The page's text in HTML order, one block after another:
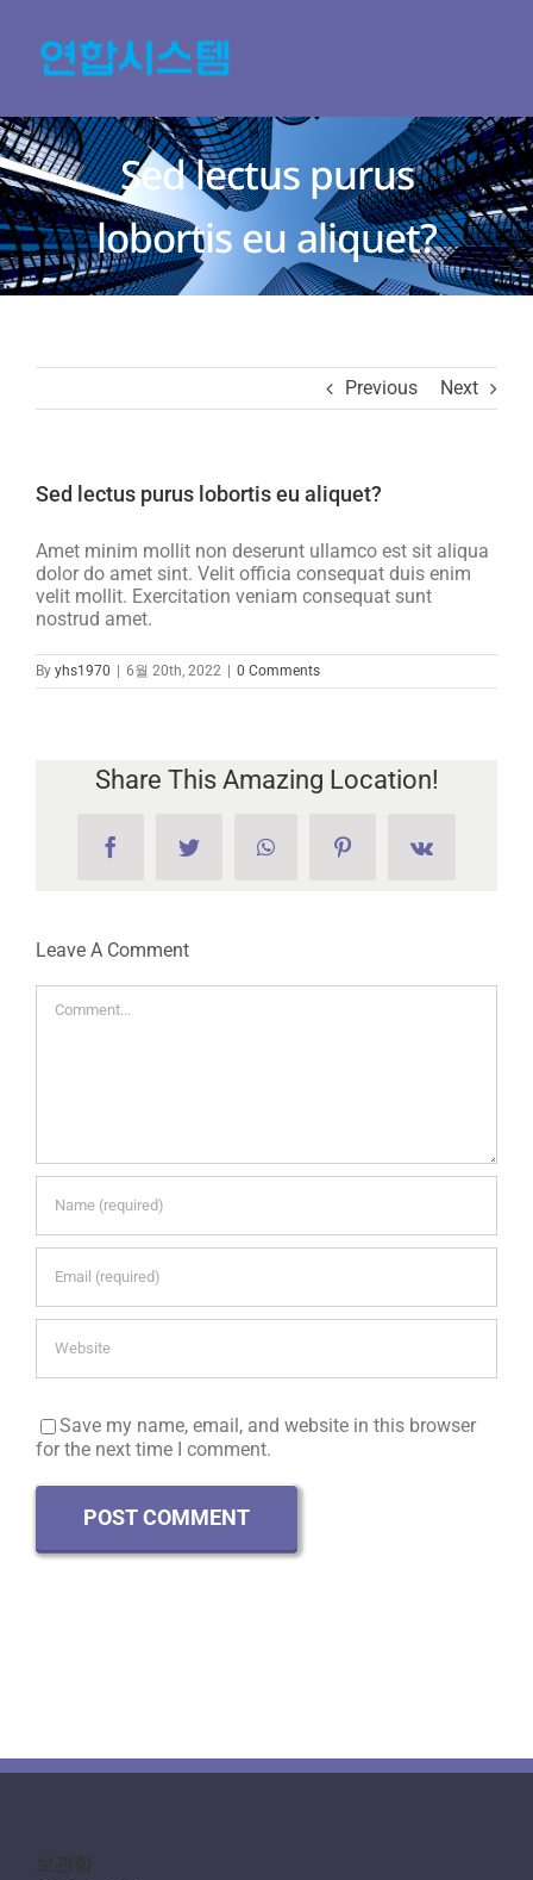
content
Sed lectus purus
lobortis eu aliquet?
Previous Next
Sed lectus purus lobortis eu aliquet?
Amet minim mollit non deserunt ullamco est sit aliqua
dolor do amet sint. Velit officia consequat duis enim
velit mollit. Exercitation veniam consequat sunt
nostrud amet.
By yhs1970 6월 20th, 2022 0 Comments
Share This Amazing Location!
FacebookTwitter WhatsAppPinterestVk
Leave A Comment
Save my name, email, and website in this browser
for the next time I comment.
보관함